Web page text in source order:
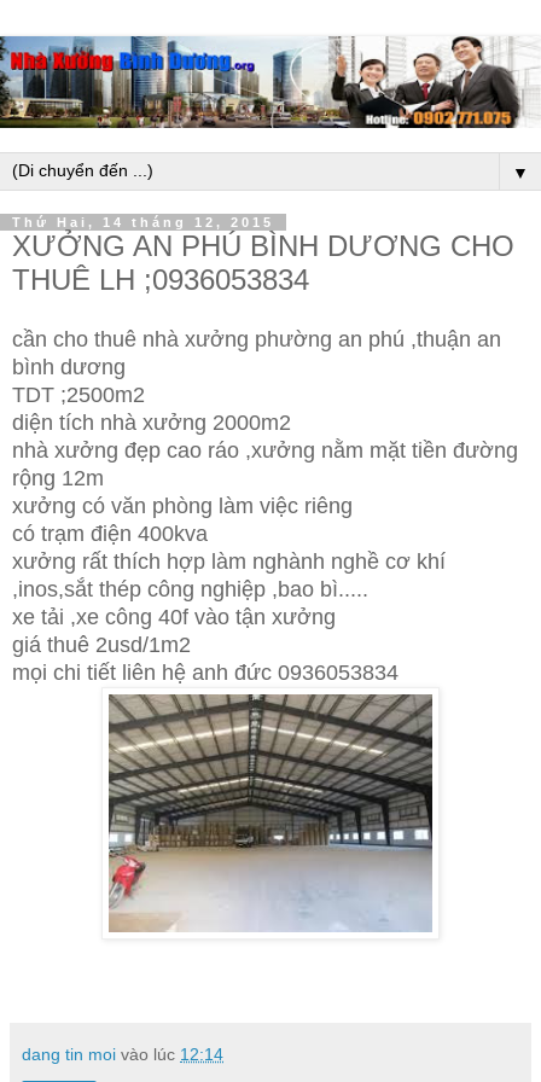
▼
Thứ Hai, 14 tháng 12, 2015
XƯỞNG AN PHÚ BÌNH DƯƠNG CHO
THUÊ LH ;0936053834
cần cho thuê nhà xưởng phường an phú ,thuận an
bình dương
TDT ;2500m2
diện tích nhà xưởng 2000m2
nhà xưởng đẹp cao ráo ,xưởng nằm mặt tiền đường
rộng 12m
xưởng có văn phòng làm việc riêng
có trạm điện 400kva
xưởng rất thích hợp làm nghành nghề cơ khí
,inos,sắt thép công nghiệp ,bao bì.....
xe tải ,xe công 40f vào tận xưởng
giá thuê 2usd/1m2
mọi chi tiết liên hệ anh đức 0936053834
dang tin moi vào lúc 12:14